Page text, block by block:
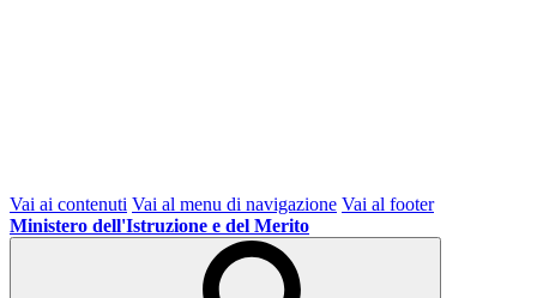
Vai ai contenuti Vai al menu di navigazione Vai al footer
Ministero dell'Istruzione e del Merito